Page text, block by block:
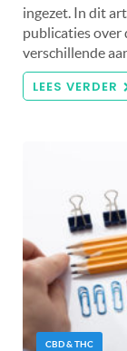
ingezet. In dit
publicaties over
verschillende
LEES VERDER
CBD & THC